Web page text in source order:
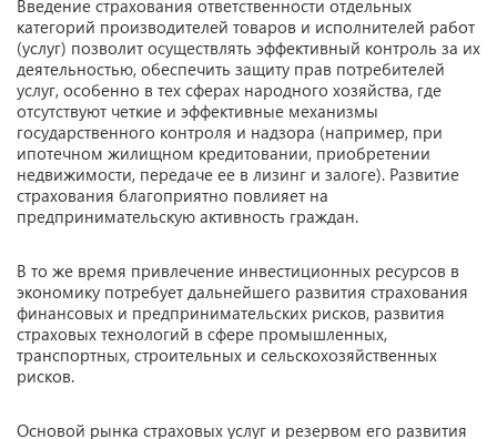
Введение страхования ответственности отдельных
категорий производителей товаров и исполнителей работ
(услуг) позволит осуществлять эффективный контроль за их
деятельностью, обеспечить защиту прав потребителей
услуг, особенно в тех сферах народного хозяйства, где
отсутствуют четкие и эффективные механизмы
государственного контроля и надзора (например, при
ипотечном жилищном кредитовании, приобретении
недвижимости, передаче ее в лизинг и залоге). Развитие
страхования благоприятно повлияет на
предпринимательскую активность граждан.
В то же время привлечение инвестиционных ресурсов в
экономику потребует дальнейшего развития страхования
финансовых и предпринимательских рисков, развития
страховых технологий в сфере промышленных,
транспортных, строительных и сельскохозяйственных
рисков.
Основой рынка страховых услуг и резервом его развития